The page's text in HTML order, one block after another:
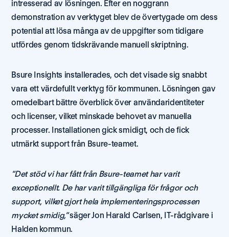
intresserad av lösningen. Efter en noggrann
demonstration av verktyget blev de övertygade om dess
potential att lösa många av de uppgifter som tidigare
utfördes genom tidskrävande manuell skriptning.
Bsure Insights installerades, och det visade sig snabbt
vara ett värdefullt verktyg för kommunen. Lösningen gav
omedelbart bättre överblick över användaridentiteter
och licenser, vilket minskade behovet av manuella
processer. Installationen gick smidigt, och de fick
utmärkt support från Bsure-teamet.
“Det stöd vi har fått från Bsure-teamet har varit
exceptionellt. De har varit tillgängliga för frågor och
support, vilket gjort hela implementeringsprocessen
mycket smidig,” säger Jon Harald Carlsen, IT-rådgivare i
Halden kommun.